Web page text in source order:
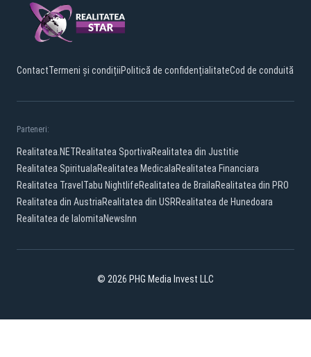
ContactTermeni și condițiiPolitică de confidențialitateCod de conduită
Parteneri:
Realitatea.NETRealitatea SportivaRealitatea din Justitie
Realitatea SpiritualaRealitatea MedicalaRealitatea Financiara
Realitatea Travel Tabu NightlifeRealitatea de BrailaRealitatea din PRO
Realitatea din AustriaRealitatea din USRRealitatea de Hunedoara
Realitatea de IalomitaNewsInn
© 2026 PHG Media Invest LLC